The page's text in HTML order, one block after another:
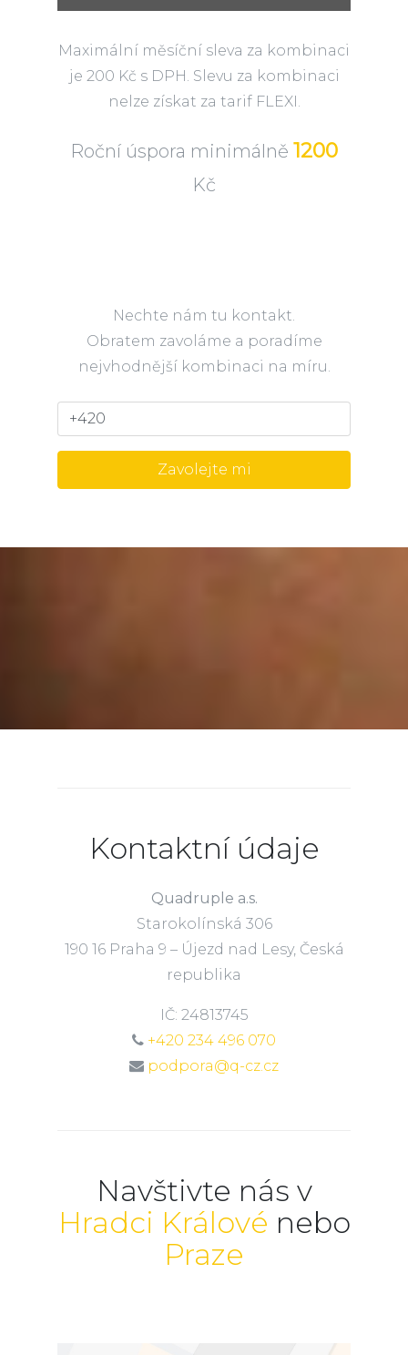
Maximální měsíční sleva za kombinaci
je 200 Kč s DPH. Slevu za kombinaci
nelze získat za tarif FLEXI.
Roční úspora minimálně 1200
Kč
Nechte nám tu kontakt.
Obratem zavoláme a poradíme
nejvhodnější kombinaci na míru.
Kontaktní údaje
Quadruple a.s.
Starokolínská 306
190 16 Praha 9 – Újezd nad Lesy, Česká
republika
IČ: 24813745
+420 234 496 070
podpora@q-cz.cz
Navštivte nás v
Hradci Králové nebo
Praze